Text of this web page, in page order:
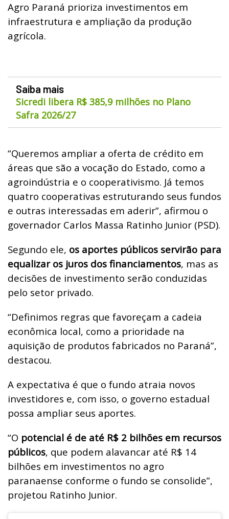
Agro Paraná prioriza investimentos em
infraestrutura e ampliação da produção
agrícola.
Saiba mais
Sicredi libera R$ 385,9 milhões no Plano
Safra 2026/27
“Queremos ampliar a oferta de crédito em
áreas que são a vocação do Estado, como a
agroindústria e o cooperativismo. Já temos
quatro cooperativas estruturando seus fundos
e outras interessadas em aderir”, afirmou o
governador Carlos Massa Ratinho Junior (PSD).
Segundo ele, os aportes públicos servirão para
equalizar os juros dos financiamentos, mas as
decisões de investimento serão conduzidas
pelo setor privado.
“Definimos regras que favoreçam a cadeia
econômica local, como a prioridade na
aquisição de produtos fabricados no Paraná”,
destacou.
A expectativa é que o fundo atraia novos
investidores e, com isso, o governo estadual
possa ampliar seus aportes.
“O potencial é de até R$ 2 bilhões em recursos
públicos, que podem alavancar até R$ 14
bilhões em investimentos no agro
paranaense conforme o fundo se consolide”,
projetou Ratinho Junior.